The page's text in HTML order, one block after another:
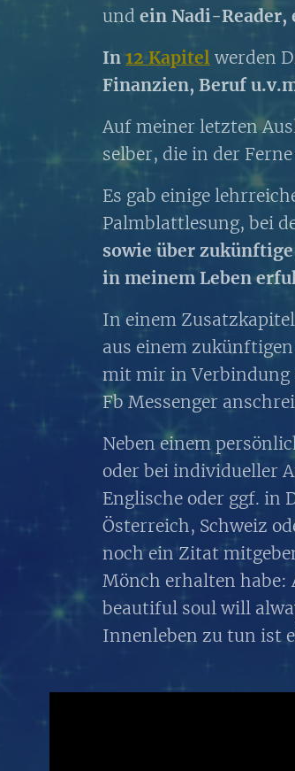
und ein Nadi-Reader,
In 12 Kapitel werden
Finanzien, Beruf
Auf meiner letzten
selber, die in der
Es gab einige
Palmblattlesung, bei
sowie über
in meinem Leben
In einem
aus einem
mit mir in Verbindung
Fb Messenger
Neben einem
oder bei individueller
Englische oder ggf. in
Österreich, Schweiz
noch ein Zitat
Mönch erhalten habe:
beautiful soul will
Innenleben zu tun ist